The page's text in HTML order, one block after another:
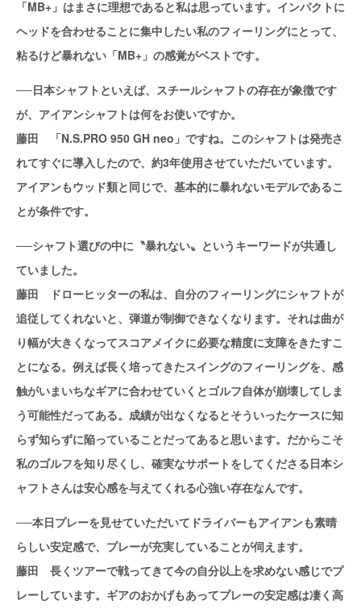
「MB+」はまさに理想であると私は思っています。インパクトに
ヘッドを合わせることに集中したい私のフィーリングにとって、
粘るけど暴れない「MB+」の感覚がベストです。
──日本シャフトといえば、スチールシャフトの存在が象徴です
が、アイアンシャフトは何をお使いですか。
藤田 「N.S.PRO 950 GH neo」ですね。このシャフトは発売さ
れてすぐに導入したので、約3年使用させていただいています。
アイアンもウッド類と同じで、基本的に暴れないモデルであるこ
とが条件です。
──シャフト選びの中に〝暴れない〟というキーワードが共通し
ていました。
藤田 ドローヒッターの私は、自分のフィーリングにシャフトが
追従してくれないと、弾道が制御できなくなります。それは曲が
り幅が大きくなってスコアメイクに必要な精度に支障をきたすこ
とになる。例えば長く培ってきたスイングのフィーリングを、感
触がいまいちなギアに合わせていくとゴルフ自体が崩壊してしま
う可能性だってある。成績が出なくなるとそういったケースに知
らず知らずに陥っていることだってあると思います。だからこそ
私のゴルフを知り尽くし、確実なサポートをしてくださる日本シ
ャフトさんは安心感を与えてくれる心強い存在なんです。
──本日プレーを見せていただいてドライバーもアイアンも素晴
らしい安定感で、プレーが充実していることが伺えます。
藤田 長くツアーで戦ってきて今の自分以上を求めない感じでプ
レーしています。ギアのおかげもあってプレーの安定感は凄く高